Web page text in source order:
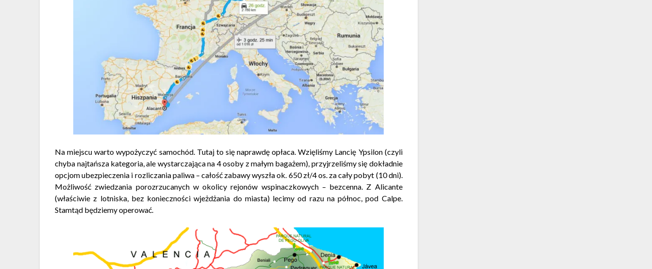
Na miejscu warto wypożyczyć samochód. Tutaj to się naprawdę opłaca. Wzięliśmy Lancię Ypsilon (czyli
chyba najtańsza kategoria, ale wystarczająca na 4 osoby z małym bagażem), przyjrzeliśmy się dokładnie
opcjom ubezpieczenia i rozliczania paliwa – całość zabawy wyszła ok. 650 zł/4 os. za cały pobyt (10 dni).
Możliwość zwiedzania porozrzucanych w okolicy rejonów wspinaczkowych – bezcenna. Z Alicante
(właściwie z lotniska, bez konieczności wjeżdżania do miasta) lecimy od razu na północ, pod Calpe.
Stamtąd będziemy operować.